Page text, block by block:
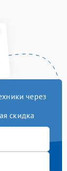
через
скидка